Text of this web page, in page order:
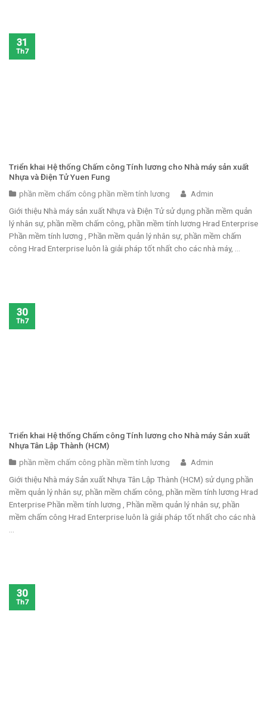
Triển khai Hệ thống Chấm công Tính lương cho Nhà máy sản xuất
Nhựa và Điện Tử Yuen Fung
phần mềm chấm công phần mềm tính lương Admin
Giới thiệu Nhà máy sản xuất Nhựa và Điện Tử sử dụng phần mềm quản
lý nhân sự, phần mềm chấm công, phần mềm tính lương Hrad Enterprise
Phần mềm tính lương , Phần mềm quản lý nhân sự, phần mềm chấm
công Hrad Enterprise luôn là giải pháp tốt nhất cho các nhà máy, ...
31
Th7
Triển khai Hệ thống Chấm công Tính lương cho Nhà máy Sản xuất
Nhựa Tân Lập Thành (HCM)
phần mềm chấm công phần mềm tính lương Admin
Giới thiệu Nhà máy Sản xuất Nhựa Tân Lập Thành (HCM) sử dụng phần
mềm quản lý nhân sự, phần mềm chấm công, phần mềm tính lương Hrad
Enterprise Phần mềm tính lương , Phần mềm quản lý nhân sự, phần
mềm chấm công Hrad Enterprise luôn là giải pháp tốt nhất cho các nhà
30
Th7
30
Th7